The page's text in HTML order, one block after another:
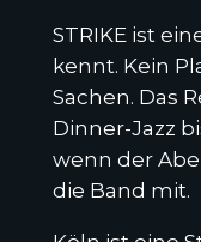
STRIKE ist
kennt. Kein
Sachen. Das
Dinner-Jazz
wenn der
die Band mit.